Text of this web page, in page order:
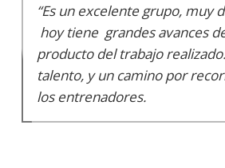
“Es un excelente grupo, muy
hoy tiene grandes avances
producto del trabajo
talento, y un camino por
los entrenadores.